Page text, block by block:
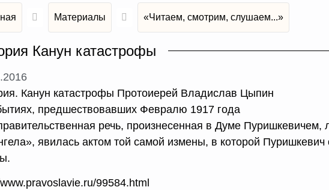
Материалы «Читаем, смотрим, слушаем...»
Канун катастрофы
Канун катастрофы Протоиерей Владислав Цыпин
предшествовавших Февралю 1917 года
речь, произнесенная в Думе
явилась актом той самой измены, в которой
99584.html